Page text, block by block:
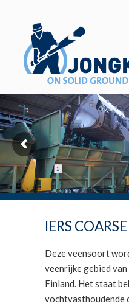
IERS COARSE
Deze veensoort
veenrijke gebied
Finland. Het staat
vochtvasthoudende